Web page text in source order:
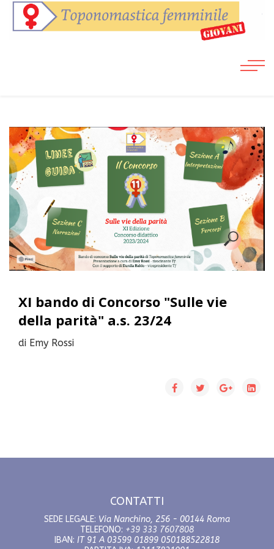
XI bando di Concorso "Sulle vie
della parità" a.s. 23/24
di Emy Rossi
CONTATTI
SEDE LEGALE: Via Nanchino, 256 - 00144 Roma
TELEFONO: +39 333 7607808
IBAN: IT 91 A 03599 01899 050188522818